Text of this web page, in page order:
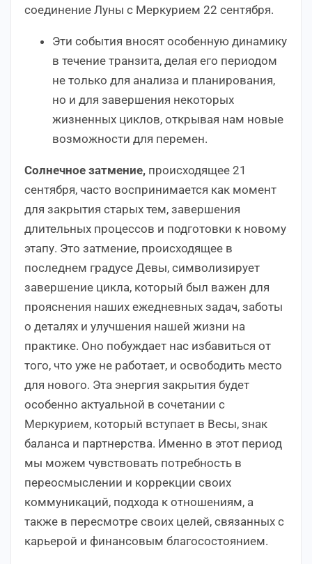
соединение Луны с Меркурием 22 сентября.
Эти события вносят особенную динамику
в течение транзита, делая его периодом
не только для анализа и планирования,
но и для завершения некоторых
жизненных циклов, открывая нам новые
возможности для перемен.
Солнечное затмение, происходящее 21
сентября, часто воспринимается как момент
для закрытия старых тем, завершения
длительных процессов и подготовки к новому
этапу. Это затмение, происходящее в
последнем градусе Девы, символизирует
завершение цикла, который был важен для
прояснения наших ежедневных задач, заботы
о деталях и улучшения нашей жизни на
практике. Оно побуждает нас избавиться от
того, что уже не работает, и освободить место
для нового. Эта энергия закрытия будет
особенно актуальной в сочетании с
Меркурием, который вступает в Весы, знак
баланса и партнерства. Именно в этот период
мы можем чувствовать потребность в
переосмыслении и коррекции своих
коммуникаций, подхода к отношениям, а
также в пересмотре своих целей, связанных с
карьерой и финансовым благосостоянием.